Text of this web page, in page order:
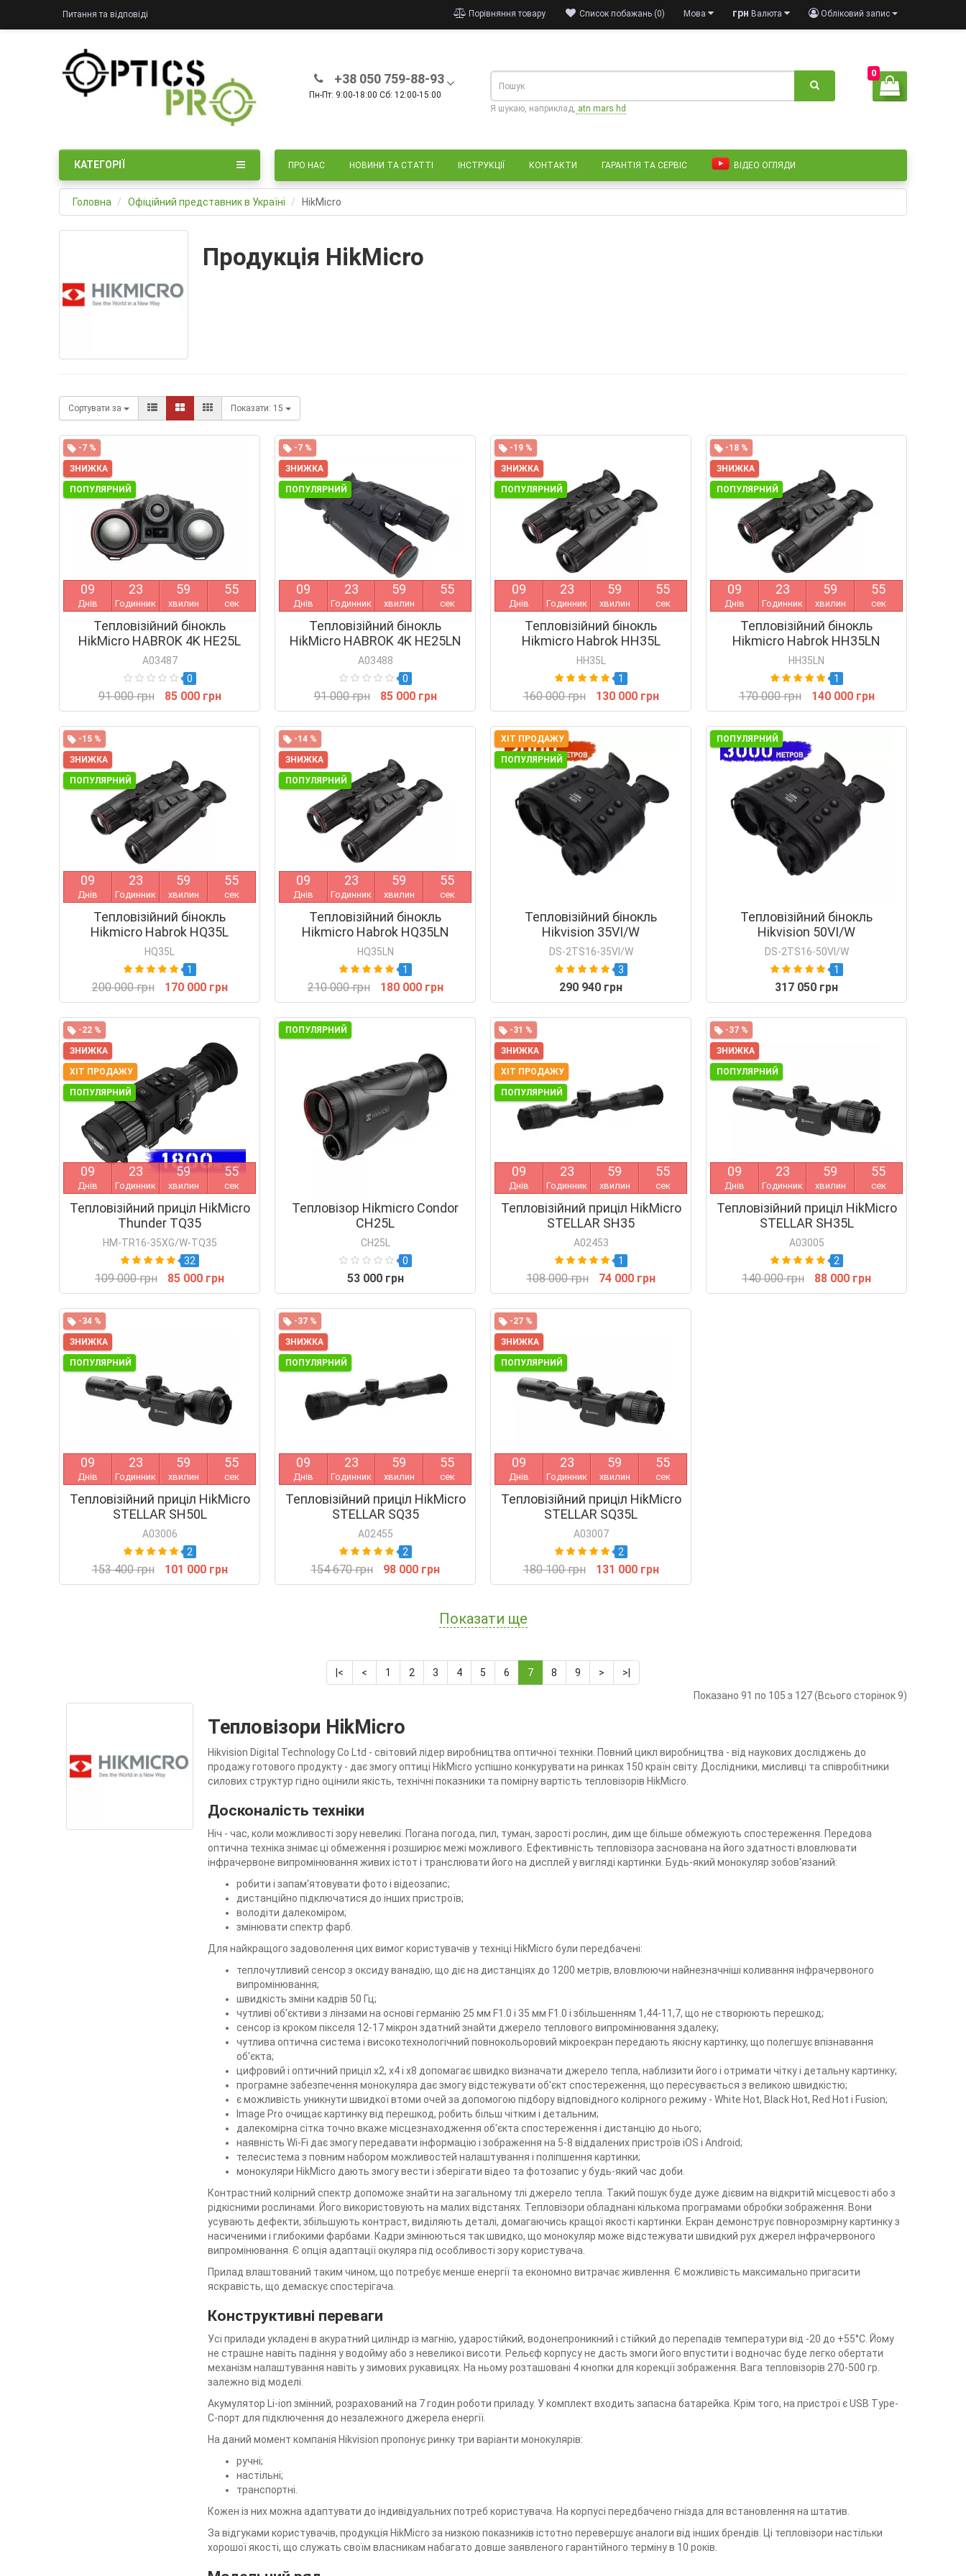
Питання та відповіді Обліковий запис
грн Валюта
Мова
Список побажань (0)
Порівняння товару
+38 050 759-88-93
Пн-Пт: 9:00-18:00 Сб: 12:00-15:00
0
Я шукаю, наприклад, atn mars hd
ПРО НАС НОВИНИ ТА СТАТТІ ІНСТРУКЦІЇ КОНТАКТИ ГАРАНТІЯ ТА СЕРВІС ВІДЕО ОГЛЯДИ
КАТЕГОРІЇ
Головна Офіційний представник в Україні HikMicro
Продукція HikMicro
Сортувати за Показати: 15
-7 %
ЗНИЖКА
ПОПУЛЯРНИЙ
09
Днів
23
Годинник
59
хвилин
54
сек
Тепловізійний бінокль
HikMicro HABROK 4K HE25L
A03487
0
91 000 грн 85 000 грн
-7 %
ЗНИЖКА
ПОПУЛЯРНИЙ
09
Днів
23
Годинник
59
хвилин
54
сек
Тепловізійний бінокль
HikMicro HABROK 4K HE25LN
A03488
0
91 000 грн 85 000 грн
-19 %
ЗНИЖКА
ПОПУЛЯРНИЙ
09
Днів
23
Годинник
59
хвилин
54
сек
Тепловізійний бінокль
Hikmicro Habrok HH35L
HH35L
1
160 000 грн 130 000 грн
-18 %
ЗНИЖКА
ПОПУЛЯРНИЙ
09
Днів
23
Годинник
59
хвилин
54
сек
Тепловізійний бінокль
Hikmicro Habrok HH35LN
HH35LN
1
170 000 грн 140 000 грн
-15 %
ЗНИЖКА
ПОПУЛЯРНИЙ
09
Днів
23
Годинник
59
хвилин
54
сек
Тепловізійний бінокль
Hikmicro Habrok HQ35L
HQ35L
1
200 000 грн 170 000 грн
-14 %
ЗНИЖКА
ПОПУЛЯРНИЙ
09
Днів
23
Годинник
59
хвилин
54
сек
Тепловізійний бінокль
Hikmicro Habrok HQ35LN
HQ35LN
1
210 000 грн 180 000 грн
ХІТ ПРОДАЖУ
ПОПУЛЯРНИЙ
Тепловізійний бінокль
Hikvision 35VI/W
DS-2TS16-35VI/W
3
290 940 грн
ПОПУЛЯРНИЙ
Тепловізійний бінокль
Hikvision 50VI/W
DS-2TS16-50VI/W
1
317 050 грн
-22 %
ЗНИЖКА
ХІТ ПРОДАЖУ
ПОПУЛЯРНИЙ
09
Днів
23
Годинник
59
хвилин
54
сек
Тепловізійний приціл HikMicro
Thunder TQ35
HM-TR16-35XG/W-TQ35
32
109 000 грн 85 000 грн
ПОПУЛЯРНИЙ
Тепловізор Hikmicro Condor
CH25L
CH25L
0
53 000 грн
-31 %
ЗНИЖКА
ХІТ ПРОДАЖУ
ПОПУЛЯРНИЙ
09
Днів
23
Годинник
59
хвилин
54
сек
Тепловізійний приціл HikMicro
STELLAR SH35
A02453
1
108 000 грн 74 000 грн
-37 %
ЗНИЖКА
ПОПУЛЯРНИЙ
09
Днів
23
Годинник
59
хвилин
54
сек
Тепловізійний приціл HikMicro
STELLAR SH35L
A03005
2
140 000 грн 88 000 грн
-34 %
ЗНИЖКА
ПОПУЛЯРНИЙ
09
Днів
23
Годинник
59
хвилин
54
сек
Тепловізійний приціл HikMicro
STELLAR SH50L
A03006
2
153 400 грн 101 000 грн
-37 %
ЗНИЖКА
ПОПУЛЯРНИЙ
09
Днів
23
Годинник
59
хвилин
54
сек
Тепловізійний приціл HikMicro
STELLAR SQ35
A02455
2
154 670 грн 98 000 грн
-27 %
ЗНИЖКА
ПОПУЛЯРНИЙ
09
Днів
23
Годинник
59
хвилин
54
сек
Тепловізійний приціл HikMicro
STELLAR SQ35L
A03007
2
180 100 грн 131 000 грн
Показати ще
|< < 1 2 3 4 5 6 7 8 9 >
>|
Показано 91 по 105 з 127 (Всього сторінок 9)
Тепловізори HikMicro
Hikvision Digital Technology Co Ltd - світовий лідер виробництва оптичної техніки. Повний цикл виробництва - від наукових досліджень до
продажу готового продукту - дає змогу оптиці HikMicro успішно конкурувати на ринках 150 країн світу. Дослідники, мисливці та співробітники
силових структур гідно оцінили якість, технічні показники та помірну вартість тепловізорів HikMicro.
Досконалість техніки
Ніч - час, коли можливості зору невеликі. Погана погода, пил, туман, зарості рослин, дим ще більше обмежують спостереження. Передова
оптична техніка знімає ці обмеження і розширює межі можливого. Ефективність тепловізора заснована на його здатності вловлювати
інфрачервоне випромінювання живих істот і транслювати його на дисплей у вигляді картинки. Будь-який монокуляр зобов'язаний:
робити і запам'ятовувати фото і відеозапис;
дистанційно підключатися до інших пристроїв;
володіти далекоміром;
змінювати спектр фарб.
Для найкращого задоволення цих вимог користувачів у техніці HikMicro були передбачені:
теплочутливий сенсор з оксиду ванадію, що діє на дистанціях до 1200 метрів, вловлюючи найнезначніші коливання інфрачервоного
випромінювання;
швидкість зміни кадрів 50 Гц;
чутливі об'єктиви з лінзами на основі германію 25 мм F1.0 і 35 мм F1.0 і збільшенням 1,44-11,7, що не створюють перешкод;
сенсор із кроком пікселя 12-17 мікрон здатний знайти джерело теплового випромінювання здалеку;
чутлива оптична система і високотехнологічний повнокольоровий мікроекран передають якісну картинку, що полегшує впізнавання
об'єкта;
цифровий і оптичний приціл х2, х4 і х8 допомагає швидко визначати джерело тепла, наблизити його і отримати чітку і детальну картинку;
програмне забезпечення монокуляра дає змогу відстежувати об'єкт спостереження, що пересувається з великою швидкістю;
є можливість уникнути швидкої втоми очей за допомогою підбору відповідного колірного режиму - White Hot, Black Hot, Red Hot і Fusion;
Image Pro очищає картинку від перешкод, робить більш чітким і детальним;
далекомірна сітка точно вкаже місцезнаходження об'єкта спостереження і дистанцію до нього;
наявність Wi-Fi дає змогу передавати інформацію і зображення на 5-8 віддалених пристроїв iOS і Android;
телесистема з повним набором можливостей налаштування і поліпшення картинки;
монокуляри HikMicro дають змогу вести і зберігати відео та фотозапис у будь-який час доби.
Контрастний колірний спектр допоможе знайти на загальному тлі джерело тепла. Такий пошук буде дуже дієвим на відкритій місцевості або з
рідкісними рослинами. Його використовують на малих відстанях. Тепловізори обладнані кількома програмами обробки зображення. Вони
усувають дефекти, збільшують контраст, виділяють деталі, домагаючись кращої якості картинки. Екран демонструє повнорозмірну картинку з
насиченими і глибокими фарбами. Кадри змінюються так швидко, що монокуляр може відстежувати швидкий рух джерел інфрачервоного
випромінювання. Є опція адаптації окуляра під особливості зору користувача.
Прилад влаштований таким чином, що потребує менше енергії та економно витрачає живлення. Є можливість максимально пригасити
яскравість, що демаскує спостерігача.
Конструктивні переваги
Усі прилади укладені в акуратний циліндр із магнію, ударостійкий, водонепроникний і стійкий до перепадів температури від -20 до +55°С. Йому
не страшне навіть падіння у водойму або з невеликої висоти. Рельєф корпусу не дасть змоги його впустити і водночас буде легко обертати
механізм налаштування навіть у зимових рукавицях. На ньому розташовані 4 кнопки для корекції зображення. Вага тепловізорів 270-500 гр.
залежно від моделі.
Акумулятор Li-ion змінний, розрахований на 7 годин роботи приладу. У комплект входить запасна батарейка. Крім того, на пристрої є USB Type-
C-порт для підключення до незалежного джерела енергії.
На даний момент компанія Hikvision пропонує ринку три варіанти монокулярів:
ручні;
настільні;
транспортні.
Кожен із них можна адаптувати до індивідуальних потреб користувача. На корпусі передбачено гнізда для встановлення на штатив.
За відгуками користувачів, продукція HikMicro за низкою показників істотно перевершує аналоги від інших брендів. Ці тепловізори настільки
хорошої якості, що служать своїм власникам набагато довше заявленого гарантійного терміну в 10 років.